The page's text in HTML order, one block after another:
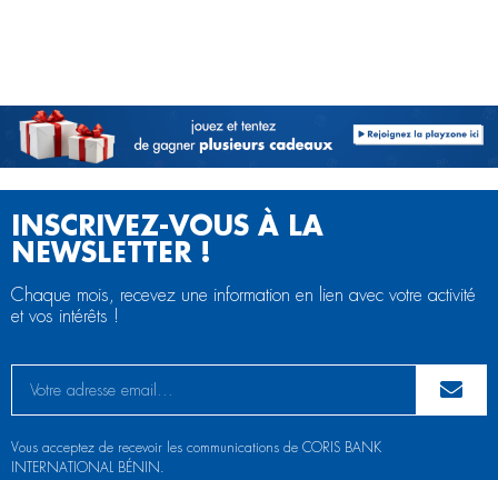
INSCRIVEZ-VOUS À LA
NEWSLETTER !
Chaque mois, recevez une information en lien avec votre activité
et vos intérêts !
Vous acceptez de recevoir les communications de CORIS BANK
INTERNATIONAL BÉNIN.